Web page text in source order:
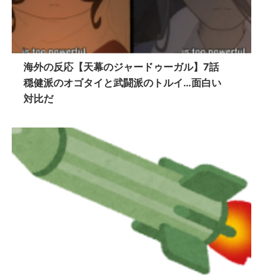
海外の反応【天幕のジャードゥーガル】7話
穏健派のオゴタイと武闘派のトルイ…面白い
対比だ